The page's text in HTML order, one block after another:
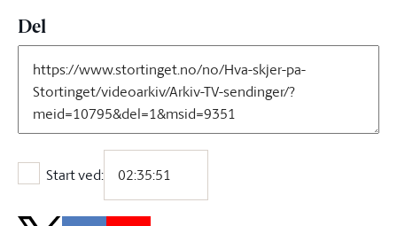
Del
Start ved:
Start ved: